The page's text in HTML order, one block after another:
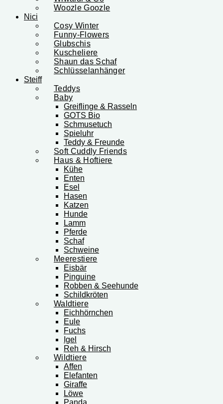
Woozle Goozle
Nici
Cosy Winter
Funny-Flowers
Glubschis
Kuscheliere
Shaun das Schaf
Schlüsselanhänger
Steiff
Teddys
Baby
Greiflinge & Rasseln
GOTS Bio
Schmusetuch
Spieluhr
Teddy & Freunde
Soft Cuddly Friends
Haus & Hoftiere
Kühe
Enten
Esel
Hasen
Katzen
Hunde
Lamm
Pferde
Schaf
Schweine
Meerestiere
Eisbär
Pinguine
Robben & Seehunde
Schildkröten
Waldtiere
Eichhörnchen
Eule
Fuchs
Igel
Reh & Hirsch
Wildtiere
Affen
Elefanten
Giraffe
Löwe